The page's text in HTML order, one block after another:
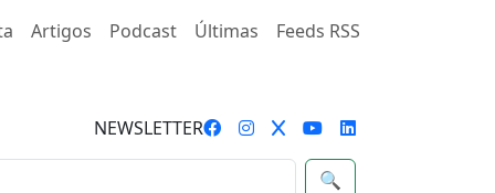
Artigos Podcast Últimas Feeds RSS
NEWSLETTER
🔍